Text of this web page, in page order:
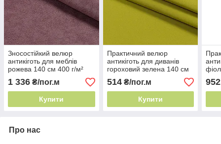
Зносостійкий велюр
антикіготь для меблів
рожева 140 см 400 г/м²
Іспанія - тканина для
крісла
1 336 ₴/пог.м
Купити
Практичний велюр
антикіготь для диванів
гороховий зелена 140 см
297 г/м² - тканина для
м'яких меблів
514₴/пог.м
Купити
-
952
Про нас